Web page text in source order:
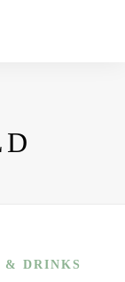
& DRINKS